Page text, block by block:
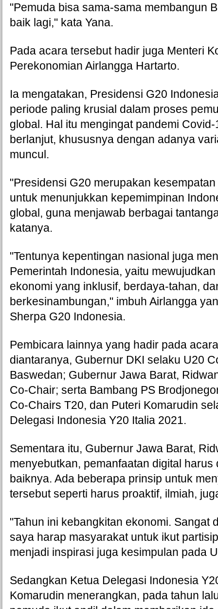
"Pemuda bisa sama-sama membangun
baik lagi," kata Yana.
Pada acara tersebut hadir juga Menteri
Perekonomian Airlangga Hartarto.
Ia mengatakan, Presidensi G20
periode paling krusial dalam proses
global. Hal itu mengingat pandemi
berlanjut, khususnya dengan adanya
muncul.
"Presidensi G20 merupakan
untuk menunjukkan kepemimpinan
global, guna menjawab berbagai
katanya.
"Tentunya kepentingan nasional juga
Pemerintah Indonesia, yaitu
ekonomi yang inklusif, berdaya-tahan,
berkesinambungan," imbuh Airlangga
Sherpa G20 Indonesia.
Pembicara lainnya yang hadir pada
diantaranya, Gubernur DKI selaku U20
Baswedan; Gubernur Jawa Barat,
Co-Chair; serta Bambang PS
Co-Chairs T20, dan Puteri Komarudin
Delegasi Indonesia Y20 Italia 2021.
Sementara itu, Gubernur Jawa Barat,
menyebutkan, pemanfaatan digital
baiknya. Ada beberapa prinsip untuk
tersebut seperti harus proaktif, ilmiah,
"Tahun ini kebangkitan ekonomi. Sangat
saya harap masyarakat untuk ikut
menjadi inspirasi juga kesimpulan pada
Sedangkan Ketua Delegasi Indonesia
Komarudin menerangkan, pada tahun